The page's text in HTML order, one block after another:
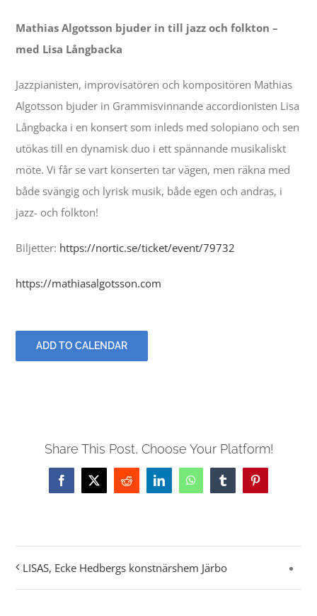
Events
Mathias Algotsson bjuder in till jazz och folkton –
med Lisa Långbacka
Jazzpianisten, improvisatören och kompositören Mathias
Algotsson bjuder in Grammisvinnande accordionisten Lisa
Långbacka i en konsert som inleds med solopiano och sen
utökas till en dynamisk duo i ett spännande musikaliskt
möte. Vi får se vart konserten tar vägen, men räkna med
både svängig och lyrisk musik, både egen och andras, i
jazz- och folkton!
Biljetter: https://nortic.se/ticket/event/79732
https://mathiasalgotsson.com
ADD TO CALENDAR
Share This Post, Choose Your Platform!
Facebook
X Reddit LinkedInWhatsAppTumblrPinterest
LISAS, Ecke Hedbergs konstnärshem Järbo